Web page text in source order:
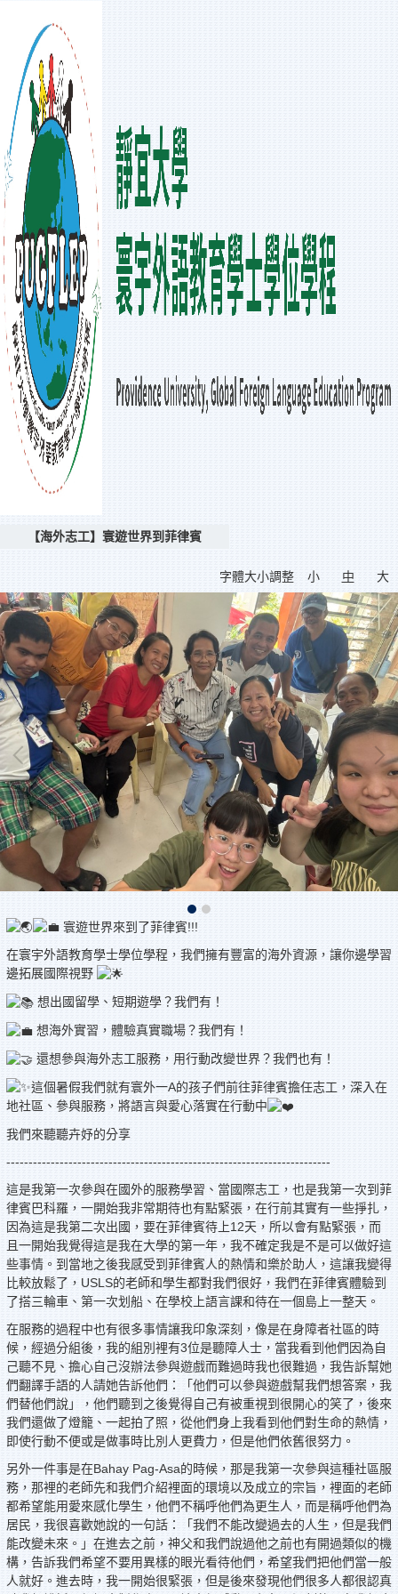
【海外志工】寰遊世界到菲律賓
字體大小調整 小 中 大
寰遊世界來到了菲律賓!!!
在寰宇外語教育學士學位學程，我們擁有豐富的海外資源，讓你邊學習
邊拓展國際視野
想出國留學、短期遊學？我們有！
想海外實習，體驗真實職場？我們有！
還想參與海外志工服務，用行動改變世界？我們也有！
這個暑假我們就有寰外一A的孩子們前往菲律賓擔任志工，深入在
地社區、參與服務，將語言與愛心落實在行動中
我們來聽聽卉妤的分享
-------------------------------------------------------------------------
這是我第一次參與在國外的服務學習、當國際志工，也是我第一次到菲
律賓巴科羅，一開始我非常期待也有點緊張，在行前其實有一些掙扎，
因為這是我第二次出國，要在菲律賓待上12天，所以會有點緊張，而
且一開始我覺得這是我在大學的第一年，我不確定我是不是可以做好這
些事情。到當地之後我感受到菲律賓人的熱情和樂於助人，這讓我變得
比較放鬆了，USLS的老師和學生都對我們很好，我們在菲律賓體驗到
了搭三輪車、第一次划船、在學校上語言課和待在一個島上一整天。
在服務的過程中也有很多事情讓我印象深刻，像是在身障者社區的時
候，經過分組後，我的組別裡有3位是聽障人士，當我看到他們因為自
己聽不見、擔心自己沒辦法參與遊戲而難過時我也很難過，我告訴幫她
們翻譯手語的人請她告訴他們：「他們可以參與遊戲幫我們想答案，我
們替他們說」，他們聽到之後覺得自己有被重視到很開心的笑了，後來
我們還做了燈籠、一起拍了照，從他們身上我看到他們對生命的熱情，
即使行動不便或是做事時比別人更費力，但是他們依舊很努力。
另外一件事是在Bahay Pag-Asa的時候，那是我第一次參與這種社區服
務，那裡的老師先和我們介紹裡面的環境以及成立的宗旨，裡面的老師
都希望能用愛來感化學生，他們不稱呼他們為更生人，而是稱呼他們為
居民，我很喜歡她說的一句話：「我們不能改變過去的人生，但是我們
能改變未來。」在進去之前，神父和我們說過他之前也有開過類似的機
構，告訴我們希望不要用異樣的眼光看待他們，希望我們把他們當一般
人就好。進去時，我一開始很緊張，但是後來發現他們很多人都很認真